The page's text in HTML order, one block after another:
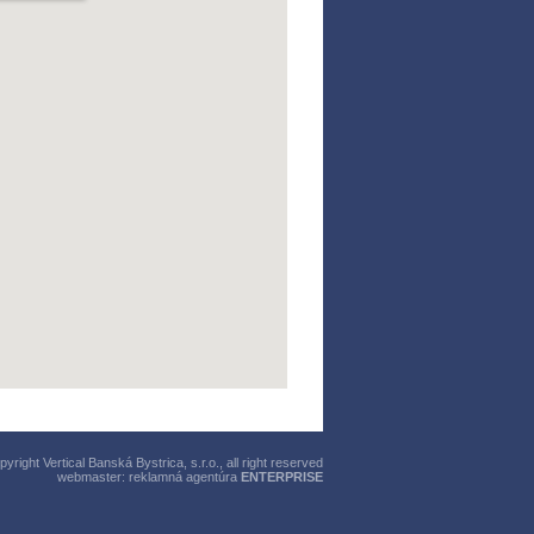
Vertical Banská Bystrica, s.r.o., all right reserved
webmaster: reklamná agentúra ENTERPRISE